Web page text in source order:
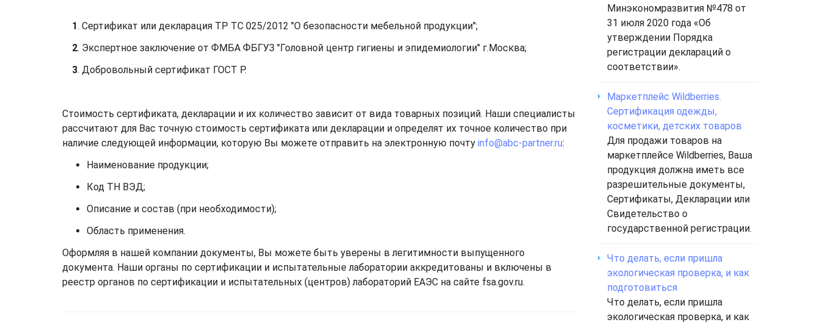
1. Сертификат или декларация ТР ТС 025/2012 "О безопасности мебельной продукции";
2. Экспертное заключение от ФМБА ФБГУЗ "Головной центр гигиены и эпидемиологии" г.Москва;
3. Добровольный сертификат ГОСТ Р.
Стоимость сертификата, декларации и их количество зависит от вида товарных позиций. Наши специалисты
рассчитают для Вас точную стоимость сертификата или декларации и определят их точное количество при
наличие следующей информации, которую Вы можете отправить на электронную почту info@abc-partner.ru:
Наименование продукции;
Код ТН ВЭД;
Описание и состав (при необходимости);
Область применения.
Оформляя в нашей компании документы, Вы можете быть уверены в легитимности выпущенного
документа. Наши органы по сертификации и испытательные лаборатории аккредитованы и включены в
реестр органов по сертификации и испытательных (центров) лабораторий ЕАЭС на сайте fsa.gov.ru.
Минэкономразвития №478 от
31 июля 2020 года «Об
утверждении Порядка
регистрации деклараций о
соответствии».
Маркетплейс Wildberries.
Сертификация одежды,
косметики, детских товаров
Для продажи товаров на
маркетплейсе Wildberries, Ваша
продукция должна иметь все
разрешительные документы,
Сертификаты, Декларации или
Свидетельство о
государственной регистрации.
Что делать, если пришла
экологическая проверка, и как
подготовиться
Что делать, если пришла
экологическая проверка, и как